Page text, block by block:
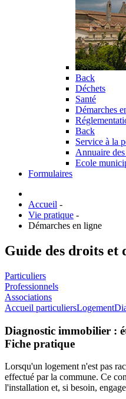
Back
Déchets
Santé
Démarches
Back
Service à la
Annuaire
Ecole
Formulaires
Accueil -
Vie pratique -
Démarches en ligne
Guide des droits et
Particuliers
Professionnels
Associations
Accueil particuliersLogement
Diagnostic immobilier :
Fiche pratique
Lorsqu'un logement n'est pas
effectué par la commune. Ce
l'installation et, si besoin,